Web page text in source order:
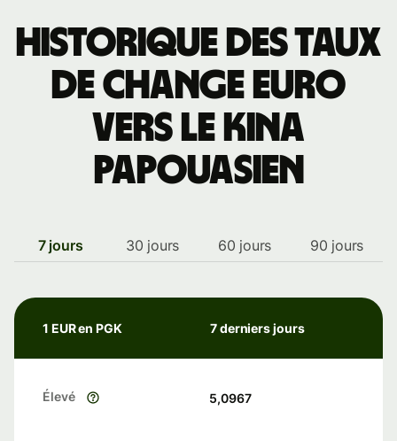
Historique des taux
de change euro
vers le kina
papouasien
7 jours 30 jours 60 jours 90 jours
1 EUR en PGK 7 derniers jours
Élevé 5,0967